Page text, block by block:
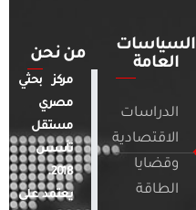
السياسات
العامة
الدراسات
الاقتصادية
وقضايا
الطاقة
من نحن
مركز بحثي
مصري
مستقل
تأسس
2018.
يعتمد على